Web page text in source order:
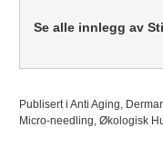
Se alle innlegg av
Publisert i Anti Aging,
Micro-needling, Økologisk